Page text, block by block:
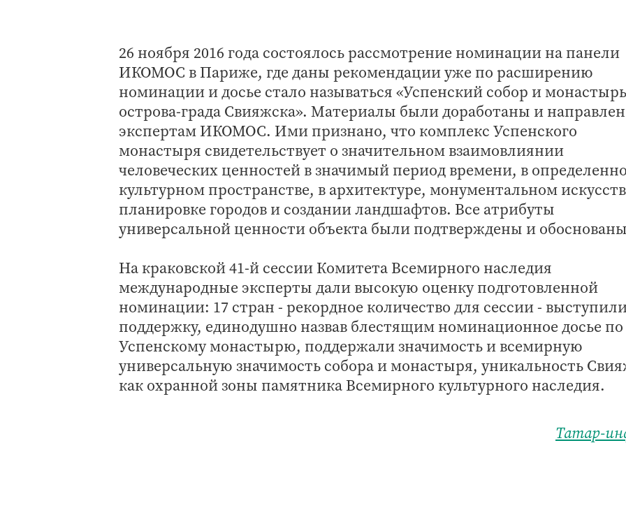
26 ноября 2016 года состоялось рассмотрение номинации на панели
ИКОМОС в Париже, где даны рекомендации уже по расширению
номинации и досье стало называться «Успенский собор и монастырь
острова-града Свияжска». Материалы были доработаны и
экспертам ИКОМОС. Ими признано, что комплекс Успенского
монастыря свидетельствует о значительном взаимовлиянии
человеческих ценностей в значимый период времени, в
культурном пространстве, в архитектуре, монументальном
планировке городов и создании ландшафтов. Все атрибуты
универсальной ценности объекта были подтверждены и
На краковской 41-й сессии Комитета Всемирного наследия
международные эксперты дали высокую оценку подготовленной
номинации: 17 стран - рекордное количество для сессии -
поддержку, единодушно назвав блестящим номинационное досье по
Успенскому монастырю, поддержали значимость и всемирную
универсальную значимость собора и монастыря, уникальность
как охранной зоны памятника Всемирного культурного наследия.
Татар-